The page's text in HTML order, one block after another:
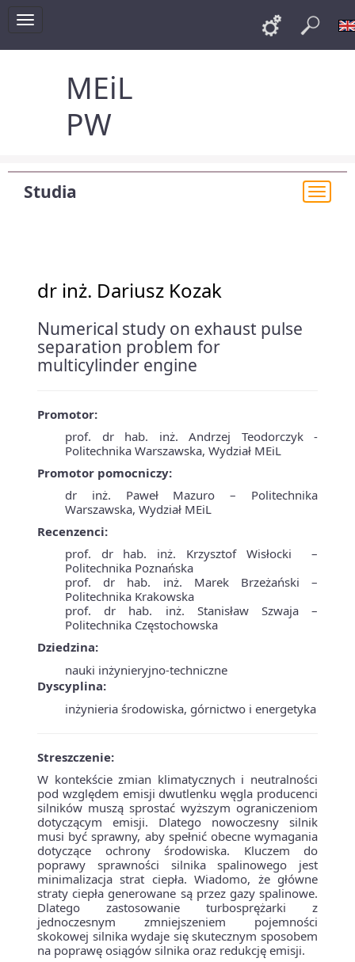
Toggle
navigation
Links
MEiL
PW
Studia
dr inż. Dariusz Kozak
Numerical study on exhaust pulse
separation problem for
multicylinder engine
Promotor:
prof. dr hab. inż. Andrzej Teodorczyk -
Politechnika Warszawska, Wydział MEiL
Promotor pomocniczy:
dr inż. Paweł Mazuro – Politechnika
Warszawska, Wydział MEiL
Recenzenci:
prof. dr hab. inż. Krzysztof Wisłocki –
Politechnika Poznańska
prof. dr hab. inż. Marek Brzeżański –
Politechnika Krakowska
prof. dr hab. inż. Stanisław Szwaja –
Politechnika Częstochowska
Dziedzina:
nauki inżynieryjno-techniczne
Dyscyplina:
inżynieria środowiska, górnictwo i energetyka
Streszczenie:
W kontekście zmian klimatycznych i neutralności
pod względem emisji dwutlenku węgla producenci
silników muszą sprostać wyższym ograniczeniom
dotyczącym emisji. Dlatego nowoczesny silnik
musi być sprawny, aby spełnić obecne wymagania
dotyczące ochrony środowiska. Kluczem do
poprawy sprawności silnika spalinowego jest
minimalizacja strat ciepła. Wiadomo, że główne
straty ciepła generowane są przez gazy spalinowe.
Dlatego zastosowanie turbosprężarki z
jednoczesnym zmniejszeniem pojemności
skokowej silnika wydaje się skutecznym sposobem
na poprawę osiągów silnika oraz redukcję emisji.